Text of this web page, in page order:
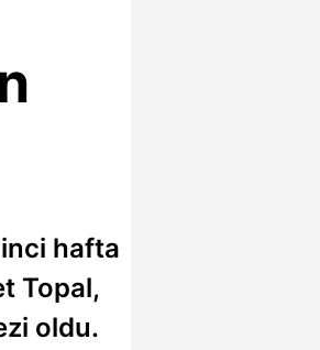
hafta
Topal,
oldu.